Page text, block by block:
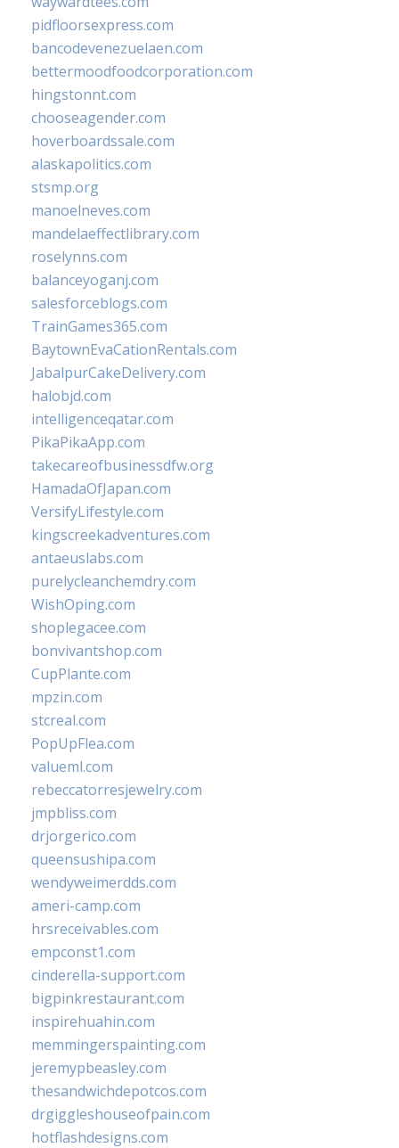
pidfloorsexpress.com
bancodevenezuelaen.com
bettermoodfoodcorporation.com
hingstonnt.com
chooseagender.com
hoverboardssale.com
alaskapolitics.com
stsmp.org
manoelneves.com
mandelaeffectlibrary.com
roselynns.com
balanceyoganj.com
salesforceblogs.com
TrainGames365.com
BaytownEvaCationRentals.com
JabalpurCakeDelivery.com
halobjd.com
intelligenceqatar.com
PikaPikaApp.com
takecareofbusinessdfw.org
HamadaOfJapan.com
VersifyLifestyle.com
kingscreekadventures.com
antaeuslabs.com
purelycleanchemdry.com
WishOping.com
shoplegacee.com
bonvivantshop.com
CupPlante.com
mpzin.com
stcreal.com
PopUpFlea.com
valueml.com
rebeccatorresjewelry.com
jmpbliss.com
drjorgerico.com
queensushipa.com
wendyweimerdds.com
ameri-camp.com
hrsreceivables.com
empconst1.com
cinderella-support.com
bigpinkrestaurant.com
inspirehuahin.com
memmingerspainting.com
jeremypbeasley.com
thesandwichdepotcos.com
drgiggleshouseofpain.com
hotflashdesigns.com